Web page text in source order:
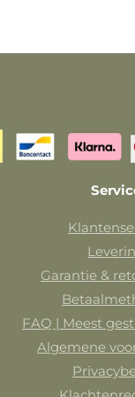
Garantie &
FAQ | Meest
Algemene